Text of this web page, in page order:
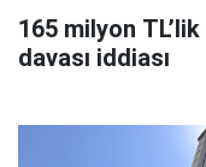
165 milyon
davası iddiası